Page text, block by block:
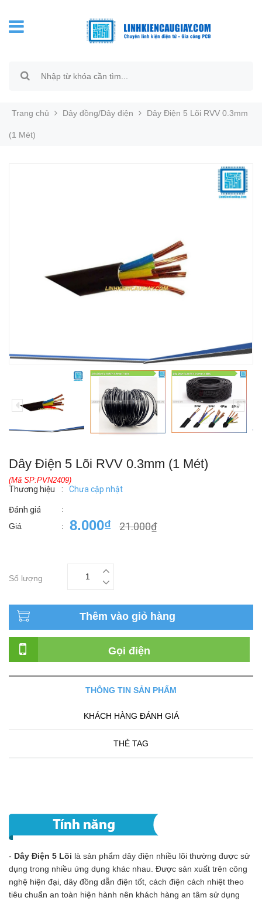
Trang chủ Dây đồng/Dây điện Dây Điện 5 Lõi RVV 0.3mm
(1 Mét)
Dây Điện 5 Lõi RVV 0.3mm (1 Mét)
(Mã SP:PVN2409)
Thương hiệu : Chưa cập nhật
Đánh giá
:
Giá
: 8.000₫ 21.000₫
Số lượng
Thêm vào giỏ hàng
Gọi điện
THÔNG TIN SẢN PHẨM
KHÁCH HÀNG ĐÁNH GIÁ
THẺ TAG
- Dây Điện 5 Lõi là sản phẩm dây điện nhiều lõi thường được sử
dụng trong nhiều ứng dụng khác nhau. Được sản xuất trên công
nghệ hiện đại, dây đồng dẫn điện tốt, cách điện cách nhiệt theo
tiêu chuẩn an toàn hiện hành nên khách hàng an tâm sử dụng